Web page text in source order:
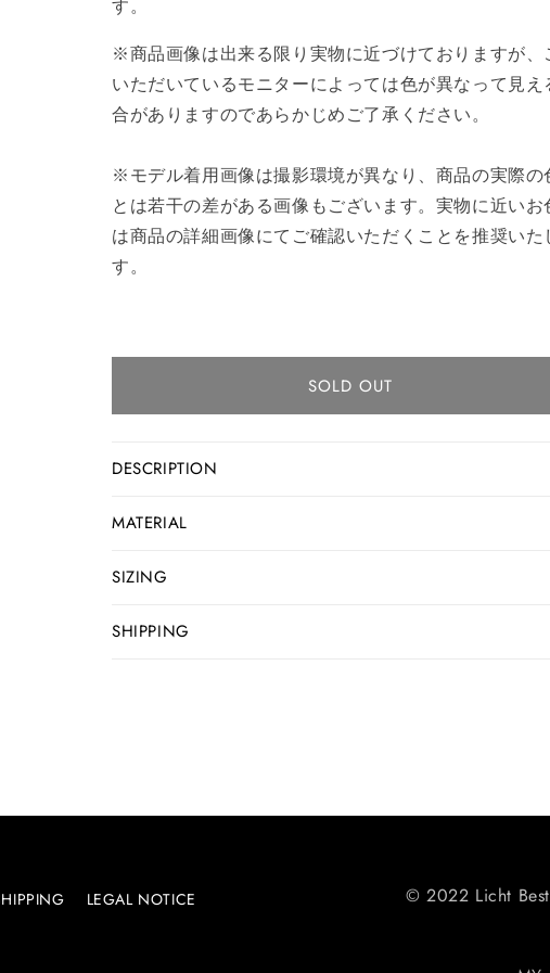
す。
※商品画像は出来る限り実物に近づけておりますが、
いただいているモニターによっては色が異なって見え
合がありますのであらかじめご了承ください。
※モデル着用画像は撮影環境が異なり、商品の実際の
とは若干の差がある画像もございます。実物に近いお
は商品の詳細画像にてご確認いただくことを推奨いた
す。
SOLD OUT
DESCRIPTION
MATERIAL
SIZING
SHIPPING
LEGAL NOTICE
© 2022 Licht